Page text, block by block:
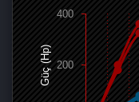
Güç (Hp) 200
400